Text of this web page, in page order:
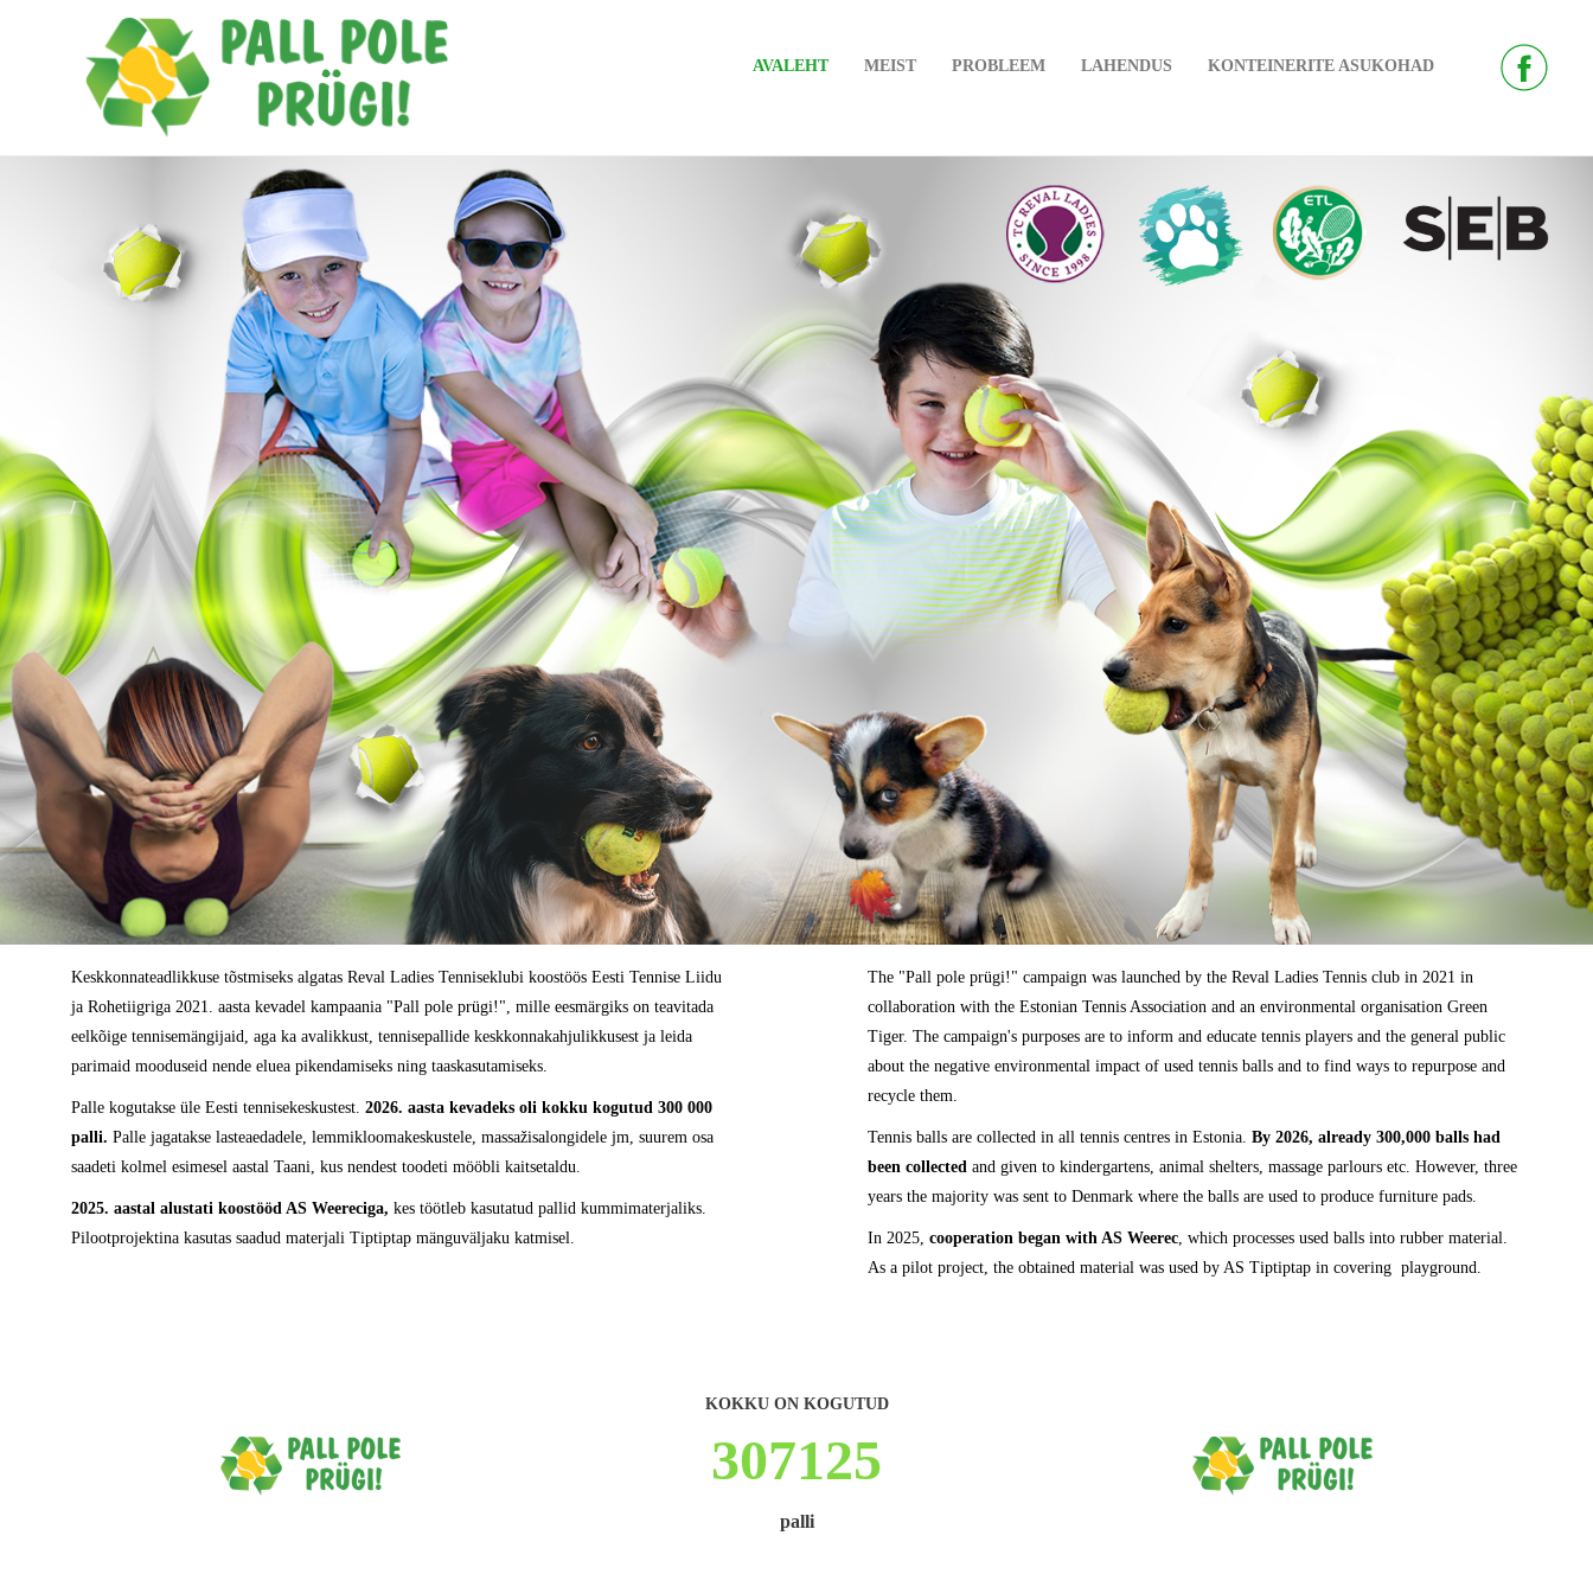
AVALEHT MEIST PROBLEEM LAHENDUS KONTEINERITE ASUKOHAD
Keskkonnateadlikkuse tõstmiseks algatas Reval Ladies Tenniseklubi koostöös Eesti Tennise Liidu
ja Rohetiigriga 2021. aasta kevadel kampaania "Pall pole prügi!", mille eesmärgiks on teavitada
eelkõige tennisemängijaid, aga ka avalikkust, tennisepallide keskkonnakahjulikkusest ja leida
parimaid mooduseid nende eluea pikendamiseks ning taaskasutamiseks.
Palle kogutakse üle Eesti tennisekeskustest. 2026. aasta kevadeks oli kokku kogutud 300 000
palli. Palle jagatakse lasteaedadele, lemmikloomakeskustele, massažisalongidele jm, suurem osa
saadeti kolmel esimesel aastal Taani, kus nendest toodeti mööbli kaitsetaldu.
2025. aastal alustati koostööd AS Weereciga, kes töötleb kasutatud pallid kummimaterjaliks.
Pilootprojektina kasutas saadud materjali Tiptiptap mänguväljaku katmisel.
The "Pall pole prügi!" campaign was launched by the Reval Ladies Tennis club in 2021 in
collaboration with the Estonian Tennis Association and an environmental organisation Green
Tiger. The campaign's purposes are to inform and educate tennis players and the general public
about the negative environmental impact of used tennis balls and to find ways to repurpose and
recycle them.
Tennis balls are collected in all tennis centres in Estonia. By 2026, already 300,000 balls had
been collected and given to kindergartens, animal shelters, massage parlours etc. However, three
years the majority was sent to Denmark where the balls are used to produce furniture pads.
In 2025, cooperation began with AS Weerec, which processes used balls into rubber material.
As a pilot project, the obtained material was used by AS Tiptiptap in covering playground.
KOKKU ON KOGUTUD
307125
palli